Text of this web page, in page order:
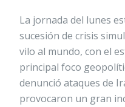
La jornada del lunes
sucesión de crisis
vilo al mundo, con el
principal foco
denunció ataques de
provocaron un gran